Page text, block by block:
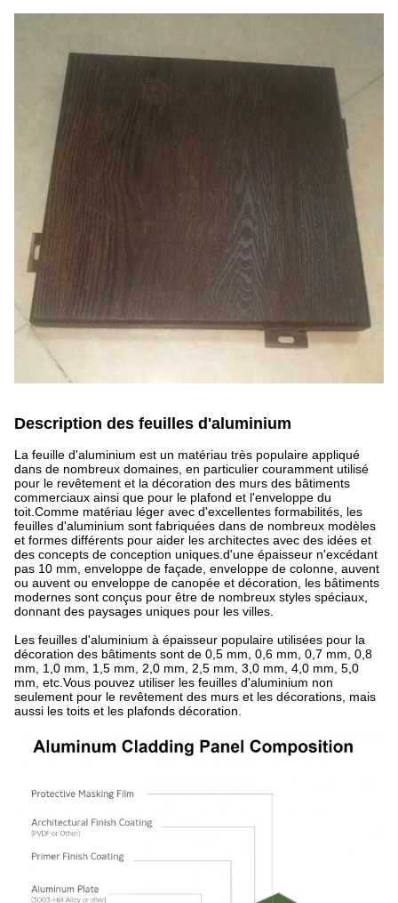
Description des feuilles d'aluminium
La feuille d'aluminium est un matériau très populaire appliqué
dans de nombreux domaines, en particulier couramment utilisé
pour le revêtement et la décoration des murs des bâtiments
commerciaux ainsi que pour le plafond et l'enveloppe du
toit.Comme matériau léger avec d'excellentes formabilités, les
feuilles d'aluminium sont fabriquées dans de nombreux modèles
et formes différents pour aider les architectes avec des idées et
des concepts de conception uniques.d'une épaisseur n'excédant
pas 10 mm, enveloppe de façade, enveloppe de colonne, auvent
ou auvent ou enveloppe de canopée et décoration, les bâtiments
modernes sont conçus pour être de nombreux styles spéciaux,
donnant des paysages uniques pour les villes.
Les feuilles d'aluminium à épaisseur populaire utilisées pour la
décoration des bâtiments sont de 0,5 mm, 0,6 mm, 0,7 mm, 0,8
mm, 1,0 mm, 1,5 mm, 2,0 mm, 2,5 mm, 3,0 mm, 4,0 mm, 5,0
mm, etc.Vous pouvez utiliser les feuilles d'aluminium non
seulement pour le revêtement des murs et les décorations, mais
aussi les toits et les plafonds décoration.